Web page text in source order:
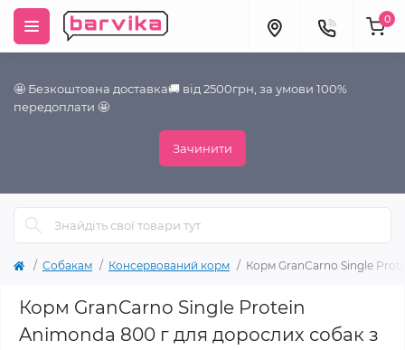
🤩 Безкоштовна доставка🚚 від 2500грн, за умови 100%
передоплати 🤩
Зачинити
0
Собакам Консервований корм Корм GranCarno Single
Корм GranCarno Single Protein
Animonda 800 г для дорослих собак з